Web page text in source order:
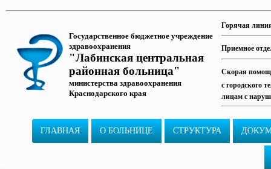
Государственное бюджетное учреждение
здравоохранения
"Лабинская центральная
районная больница"
министерства здравоохранения
Краснодарского края
Горячая
Приемное
Скорая
с городского
лицам с
ГЛАВНАЯ О БОЛЬНИЦЕ СТРУКТУРА